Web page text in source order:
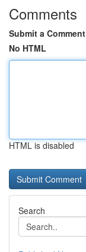
Comments
Submit a Comment
No HTML
HTML is disabled
Search